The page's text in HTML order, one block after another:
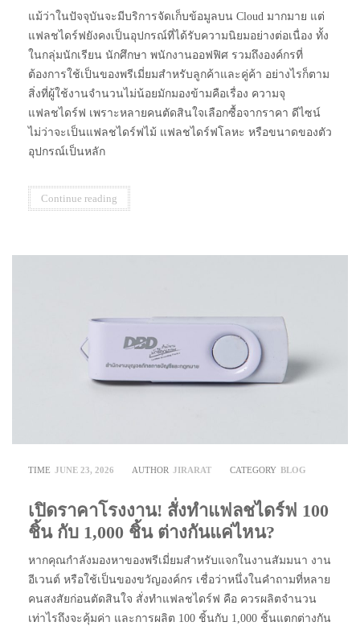
แม้ว่าในปัจจุบันจะมีบริการจัดเก็บข้อมูลบน Cloud มากมาย แต่
แฟลชไดร์ฟยังคงเป็นอุปกรณ์ที่ได้รับความนิยมอย่างต่อเนื่อง ทั้ง
ในกลุ่มนักเรียน นักศึกษา พนักงานออฟฟิศ รวมถึงองค์กรที่
ต้องการใช้เป็นของพรีเมี่ยมสำหรับลูกค้าและคู่ค้า อย่างไรก็ตาม
สิ่งที่ผู้ใช้งานจำนวนไม่น้อยมักมองข้ามคือเรื่อง ความจุ
แฟลชไดร์ฟ เพราะหลายคนตัดสินใจเลือกซื้อจากราคา ดีไซน์
ไม่ว่าจะเป็นแฟลชไดร์ฟไม้ แฟลชไดร์ฟโลหะ หรือขนาดของตัว
อุปกรณ์เป็นหลัก
Continue reading
TIME JUNE 23, 2026 AUTHOR JIRARAT CATEGORY BLOG
เปิดราคาโรงงาน! สั่งทำแฟลชไดร์ฟ 100
ชิ้น กับ 1,000 ชิ้น ต่างกันแค่ไหน?
หากคุณกำลังมองหาของพรีเมี่ยมสำหรับแจกในงานสัมมนา งาน
อีเวนต์ หรือใช้เป็นของขวัญองค์กร เชื่อว่าหนึ่งในคำถามที่หลาย
คนสงสัยก่อนตัดสินใจ สั่งทำแฟลชไดร์ฟ คือ ควรผลิตจำนวน
เท่าไรถึงจะคุ้มค่า และการผลิต 100 ชิ้นกับ 1,000 ชิ้นแตกต่างกัน